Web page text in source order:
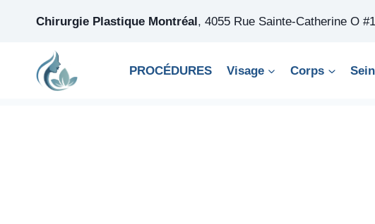
Chirurgie Plastique Montréal, 4055 Rue Sainte-Catherine O
PROCÉDURES Visage Corps